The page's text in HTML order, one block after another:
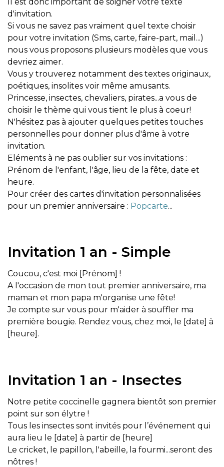
d'invitation.
Si vous ne savez pas vraiment quel texte choisir
pour votre invitation (Sms, carte, faire-part, mail...)
nous vous proposons plusieurs modèles que vous
devriez aimer.
Vous y trouverez notamment des textes originaux,
poétiques, insolites voir même amusants.
Princesse, insectes, chevaliers, pirates...a vous de
choisir le thème qui vous tient le plus à coeur!
N'hésitez pas à ajouter quelques petites touches
personnelles pour donner plus d'âme à votre
invitation.
Eléments à ne pas oublier sur vos invitations :
Prénom de l'enfant, l'âge, lieu de la fête, date et
heure.
Pour créer des cartes d'invitation personnalisées
pour un premier anniversaire : Popcarte...
Invitation 1 an - Simple
Coucou, c'est moi [Prénom] !
A l'occasion de mon tout premier anniversaire, ma
maman et mon papa m'organise une fête!
Je compte sur vous pour m'aider à souffler ma
première bougie. Rendez vous, chez moi, le [date] à
[heure].
Invitation 1 an - Insectes
Notre petite coccinelle gagnera bientôt son premier
point sur son élytre !
Tous les insectes sont invités pour l’événement qui
aura lieu le [date] à partir de [heure]
Le cricket, le papillon, l'abeille, la fourmi...seront des
nôtres !